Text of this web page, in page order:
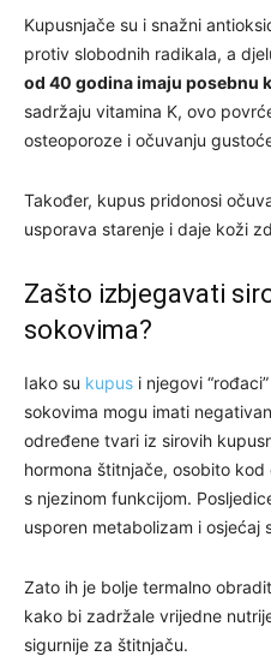
Kupusnjače su i snažni
protiv slobodnih radikala, a
od 40 godina imaju posebnu
sadržaju vitamina K, ovo
osteoporoze i očuvanju
Također, kupus pridonosi
usporava starenje i daje koži
Zašto izbjegavati
sokovima?
Iako su kupus i njegovi
sokovima mogu imati
određene tvari iz sirovih
hormona štitnjače, osobito
s njezinom funkcijom.
usporen metabolizam i osjećaj
Zato ih je bolje termalno
kako bi zadržale vrijedne
sigurnije za štitnjaču.